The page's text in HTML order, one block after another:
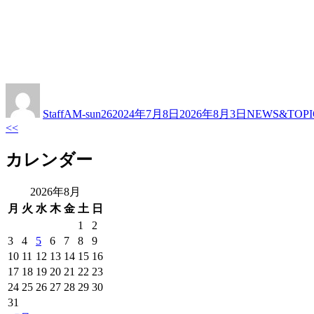
者StaffAM-sun26日:
2024年7月8日 2026年8月3日ゴ
<<前
記
の
記
>>
カレンダー
2026年8月
月 火 水 木 金 土 日
1
2
3
4 5 6 7 8
9
10 11 12 13 14 15 16
17 18 19 20 21 22 23
24 25 26 27 28 29 30
31